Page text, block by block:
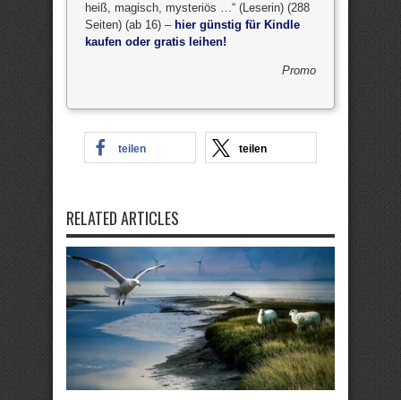
heiß, magisch, mysteriös …“ (Leserin) (288
Seiten) (ab 16) – hier günstig für Kindle
kaufen oder gratis leihen!
Promo
teilen teilen
RELATED ARTICLES